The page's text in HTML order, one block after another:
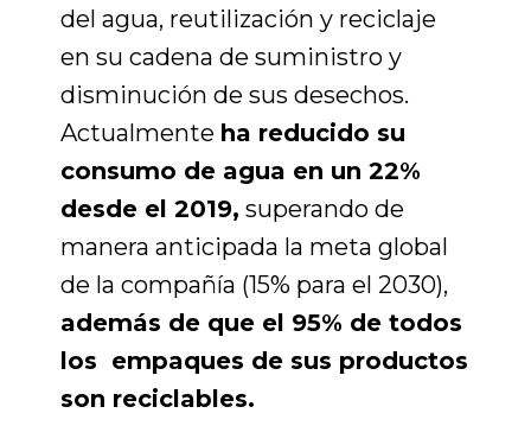
del agua, reutilización y reciclaje
en su cadena de suministro y
disminución de sus desechos.
Actualmente ha reducido su
consumo de agua en un 22%
desde el 2019, superando de
manera anticipada la meta global
de la compañía (15% para el 2030),
además de que el 95% de todos
los empaques de sus productos
son reciclables.